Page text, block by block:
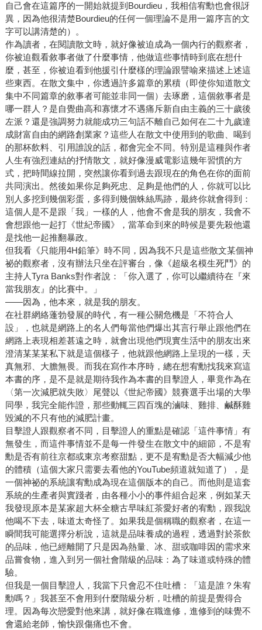
自己會在這篇序的一開始就提到Bourdieu，我相信宥勳也會很訝
異，因為他很清楚Bourdieu的任何一個理論不是用一篇序言的文
字可以講清楚的）。
作為讀者，在閱讀散文時，就好像被迫成為一個內行的觀察者，
你被迫觀看敘事者做了什麼事情，他做這些事情時到底在想什
麼，甚至，你被迫看到他援引什麼樣的理論跟譬喻來描述上述這
些東西。在散文集中，你透過許多篇章的累積（即使你知道散文
集中不同篇章的敘事者可能並非同一個）去琢磨，這個敘事者是
哪一群人？是自覺曲高和寡懷才不遇痛斥新自由主義的三十歲後
左派？還是強調努力就能成功三句話不離自己如何在二十九歲達
成財富自由的網路創業家？這些人在散文中使用到的歌曲、喝到
的那杯飲料、引用誰說的話，都會完全不同。特別是這種與作者
人生有強烈連結的抒情散文，就好像漫威電影這幾年習慣的方
式，把時間線拉開，突然讓你看到過去跟現在的角色在你的面前
共同演出。然後如果你足夠死忠、足夠是他們的人，你就可以比
別人多挖到幾個彩蛋，多得到幾個蛛絲馬跡，最終你就會得到：
這個人是不是跟「我」一樣的人，他會不會是我的朋友，我會不
會想跟他一起打《世紀帝國》，當革命到來的時候是要先殺他還
是找他一起推翻暴政。
但我看《只能用4H鉛筆》時不同，因為我不只是這些散文某個神
祕的觀察者，沒有辦法只坐在評審台，像《超級名模生死鬥》的
主持人Tyra Banks對作者說：「你入選了，你可以繼續待在『來
當我朋友』的比賽中。」
——因為，他本來，就是我的朋友。
在社群網絡蓬勃發展的時代，有一種公關危機是「不符合人
設」，也就是網路上的名人們每當他們爆出其言行舉止跟他們在
網路上表現相差甚遠之時，就會出現他們現實生活中的朋友出來
澄清某某某私下就是這個樣子，他就跟他網路上呈現的一樣，天
真無邪、大膽無畏。而我在寫作本序時，總在想宥勳找我來寫這
本書的序，是不是就是期待我作為本書的目擊證人，畢竟作為在
〈第一次減肥就失敗〉尾聲以《世紀帝國》競賽選手出場的大學
同學，我完全能作證，那些動輒三四百塊的滷味、雞排、鹹酥雞
毀滅的不只有他的減肥計畫。
目擊證人跟觀察者不同，目擊證人的重點是確認「這件事情」有
無發生，而這件事情並不是每一件發生在散文中的細節，不是宥
勳是否有前往京都或東京考察甜點，更不是宥勳是否大幅減少他
的體積（這個大家只需要去看他的YouTube頻道就知道了），是
一個神祕的系統讓宥勳成為現在這個版本的自己。而他則是這套
系統的生產者與實踐者，由各種小小的事件組合起來，例如某天
我發現原本是某家超大杯全糖古早味紅茶愛好者的宥勳，跟我說
他喝不下去，味道太奇怪了。如果我是個稱職的觀察者，在這一
瞬間我可能選擇分析說，這就是品味養成的過程，透過對於茶飲
的品味，他已經離開了只是因為熱量、冰、甜或咖啡因的需求來
品嘗食物，進入到另一個社會階級的品味：為了味道或特殊的體
驗。
但我是一個目擊證人，我當下只會忍不住吐槽：「這是誰？朱宥
勳嗎？」我甚至不會用到什麼階級分析，吐槽的前提是覺得合
理。因為每次戀愛對他來講，就好像在職進修，進修到的味覺不
會還給老師，愉快跟傷痛也不會。